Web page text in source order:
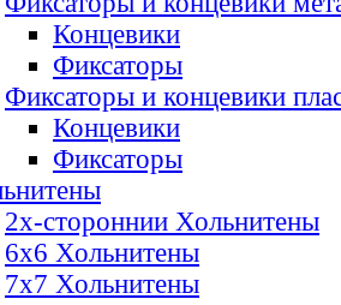
Концевики
Фиксаторы
Фиксаторы и концевики
Концевики
Фиксаторы
2х-стороннии Хольнитены
6х6 Хольнитены
7х7 Хольнитены